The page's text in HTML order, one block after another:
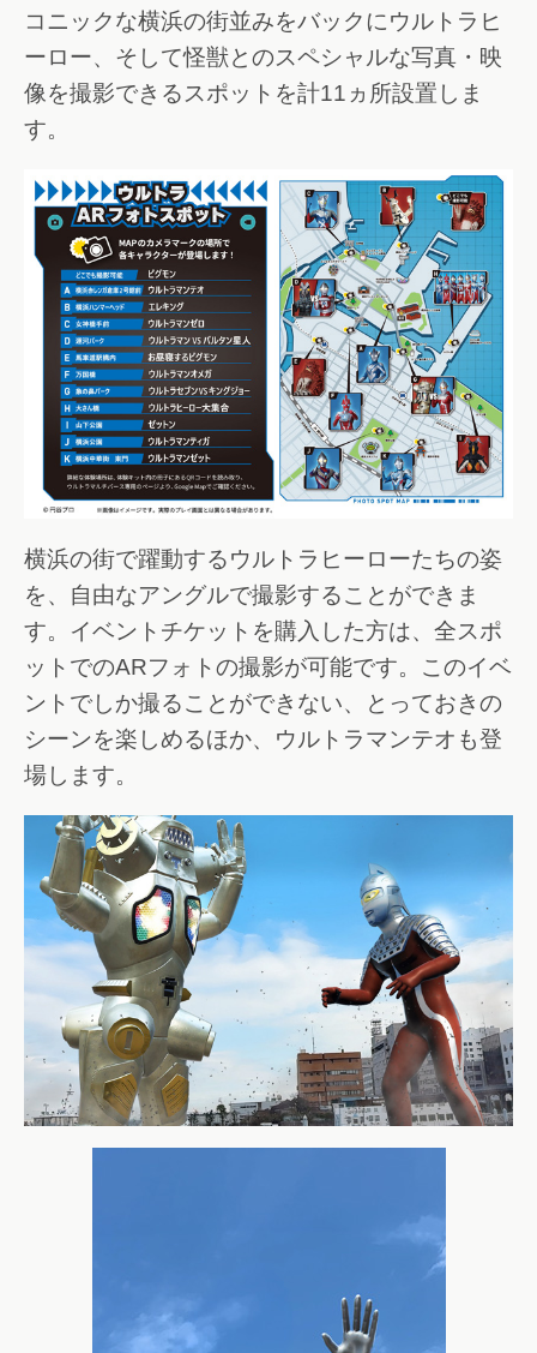
コニックな横浜の街並みをバックにウルトラヒ
ーロー、そして怪獣とのスペシャルな写真・映
像を撮影できるスポットを計11ヵ所設置しま
す。
横浜の街で躍動するウルトラヒーローたちの姿
を、自由なアングルで撮影することができま
す。イベントチケットを購入した方は、全スポ
ットでのARフォトの撮影が可能です。このイベ
ントでしか撮ることができない、とっておきの
シーンを楽しめるほか、ウルトラマンテオも登
場します。